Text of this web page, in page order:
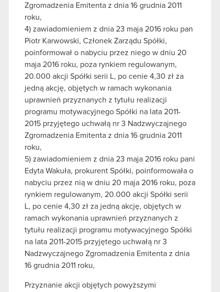
Zgromadzenia Emitenta z dnia 16 grudnia 2011
roku,
4) zawiadomieniem z dnia 23 maja 2016 roku pan
Piotr Karwowski, Członek Zarządu Spółki,
poinformował o nabyciu przez niego w dniu 20
maja 2016 roku, poza rynkiem regulowanym,
20.000 akcji Spółki serii L, po cenie 4,30 zł za
jedną akcję, objętych w ramach wykonania
uprawnień przyznanych z tytułu realizacji
programu motywacyjnego Spółki na lata 2011-
2015 przyjętego uchwałą nr 3 Nadzwyczajnego
Zgromadzenia Emitenta z dnia 16 grudnia 2011
roku,
5) zawiadomieniem z dnia 23 maja 2016 roku pani
Edyta Wakuła, prokurent Spółki, poinformowała o
nabyciu przez nią w dniu 20 maja 2016 roku, poza
rynkiem regulowanym, 20.000 akcji Spółki serii
L, po cenie 4,30 zł za jedną akcję, objętych w
ramach wykonania uprawnień przyznanych z
tytułu realizacji programu motywacyjnego Spółki
na lata 2011-2015 przyjętego uchwałą nr 3
Nadzwyczajnego Zgromadzenia Emitenta z dnia
16 grudnia 2011 roku,
Przyznanie akcji objętych powyższymi